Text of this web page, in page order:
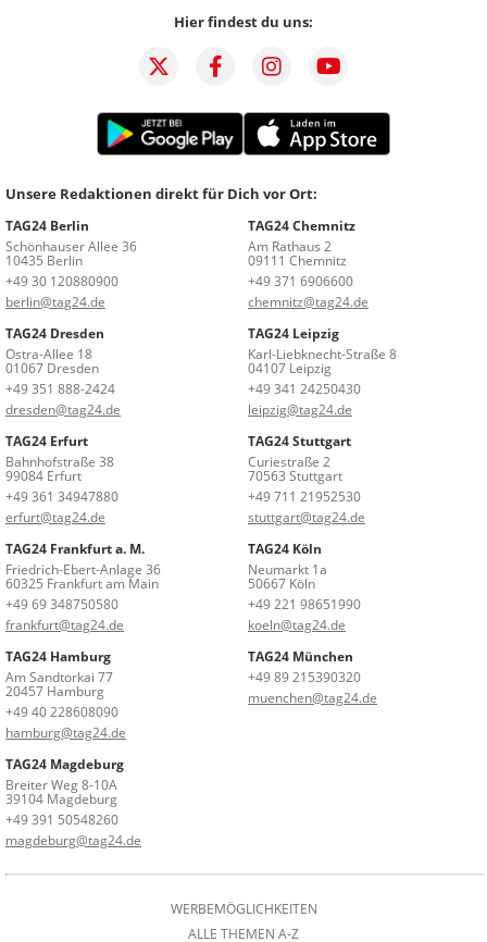
Hier findest du uns:
Unsere Redaktionen direkt für Dich vor Ort:
TAG24 Berlin
Schönhauser Allee 36
10435 Berlin
+49 30 120880900
berlin@tag24.de
TAG24 Chemnitz
Am Rathaus 2
09111 Chemnitz
+49 371 6906600
chemnitz@tag24.de
TAG24 Dresden
Ostra-Allee 18
01067 Dresden
+49 351 888-2424
dresden@tag24.de
TAG24 Leipzig
Karl-Liebknecht-Straße 8
04107 Leipzig
+49 341 24250430
leipzig@tag24.de
TAG24 Erfurt
Bahnhofstraße 38
99084 Erfurt
+49 361 34947880
erfurt@tag24.de
TAG24 Stuttgart
Curiestraße 2
70563 Stuttgart
+49 711 21952530
stuttgart@tag24.de
TAG24 Frankfurt a. M.
Friedrich-Ebert-Anlage 36
60325 Frankfurt am Main
+49 69 348750580
frankfurt@tag24.de
TAG24 Köln
Neumarkt 1a
50667 Köln
+49 221 98651990
koeln@tag24.de
TAG24 Hamburg
Am Sandtorkai 77
20457 Hamburg
+49 40 228608090
hamburg@tag24.de
TAG24 München
+49 89 215390320
muenchen@tag24.de
TAG24 Magdeburg
Breiter Weg 8-10A
39104 Magdeburg
+49 391 50548260
magdeburg@tag24.de
WERBEMÖGLICHKEITEN
ALLE THEMEN A-Z